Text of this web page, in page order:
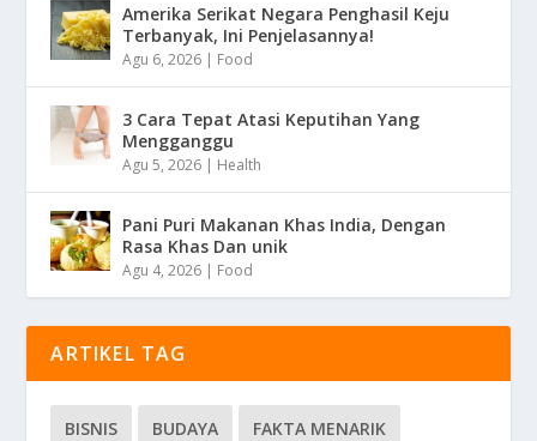
Amerika Serikat Negara Penghasil Keju
Terbanyak, Ini Penjelasannya!
Agu 6, 2026 | Food
3 Cara Tepat Atasi Keputihan Yang
Mengganggu
Agu 5, 2026 | Health
Pani Puri Makanan Khas India, Dengan
Rasa Khas Dan unik
Agu 4, 2026 | Food
ARTIKEL TAG
BISNIS BUDAYA FAKTA MENARIK